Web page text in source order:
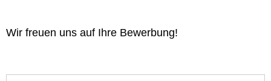
Wir freuen uns auf Ihre Bewerbung!